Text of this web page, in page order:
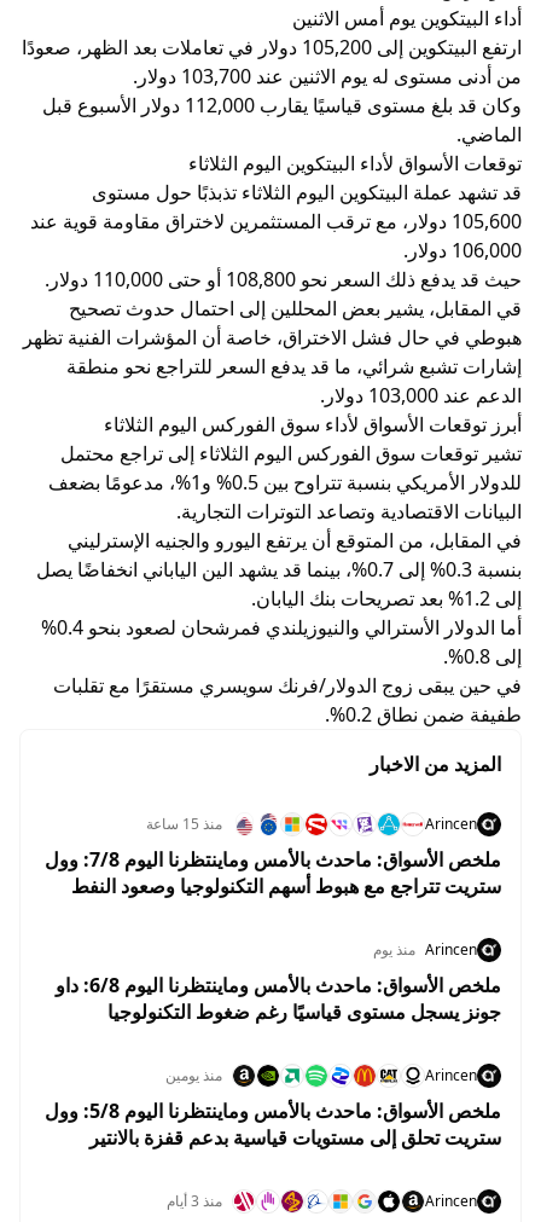
أداء البيتكوين يوم أمس الاثنين
ارتفع البيتكوين إلى 105,200 دولار في تعاملات بعد الظهر، صعودًا
من أدنى مستوى له يوم الاثنين عند 103,700 دولار.
وكان قد بلغ مستوى قياسيًا يقارب 112,000 دولار الأسبوع قبل
الماضي.
توقعات الأسواق لأداء البيتكوين اليوم الثلاثاء
قد تشهد عملة البيتكوين اليوم الثلاثاء تذبذبًا حول مستوى
105,600 دولار، مع ترقب المستثمرين لاختراق مقاومة قوية عند
106,000 دولار.
حيث قد يدفع ذلك السعر نحو 108,800 أو حتى 110,000 دولار.
قي المقابل، يشير بعض المحللين إلى احتمال حدوث تصحيح
هبوطي في حال فشل الاختراق، خاصة أن المؤشرات الفنية تظهر
إشارات تشبع شرائي، ما قد يدفع السعر للتراجع نحو منطقة
الدعم عند 103,000 دولار.
أبرز توقعات الأسواق لأداء سوق الفوركس اليوم الثلاثاء
تشير توقعات سوق الفوركس اليوم الثلاثاء إلى تراجع محتمل
للدولار الأمريكي بنسبة تتراوح بين 0.5% و1%، مدعومًا بضعف
البيانات الاقتصادية وتصاعد التوترات التجارية.
في المقابل، من المتوقع أن يرتفع اليورو والجنيه الإسترليني
بنسبة 0.3% إلى 0.7%، بينما قد يشهد الين الياباني انخفاضًا يصل
إلى 1.2% بعد تصريحات بنك اليابان.
أما الدولار الأسترالي والنيوزيلندي فمرشحان لصعود بنحو 0.4%
إلى 0.8%.
في حين يبقى زوج الدولار/فرنك سويسري مستقرًا مع تقلبات
طفيفة ضمن نطاق 0.2%.
المزيد من الاخبار
Arincen منذ 15 ساعة
ملخص الأسواق: ماحدث بالأمس وماينتظرنا اليوم 7/8: وول
ستريت تتراجع مع هبوط أسهم التكنولوجيا وصعود النفط
Arincen منذ يوم
ملخص الأسواق: ماحدث بالأمس وماينتظرنا اليوم 6/8: داو
جونز يسجل مستوى قياسيًا رغم ضغوط التكنولوجيا
Arincen منذ يومين
ملخص الأسواق: ماحدث بالأمس وماينتظرنا اليوم 5/8: وول
ستريت تحلق إلى مستويات قياسية بدعم قفزة بالانتير
Arincen منذ 3 أيام